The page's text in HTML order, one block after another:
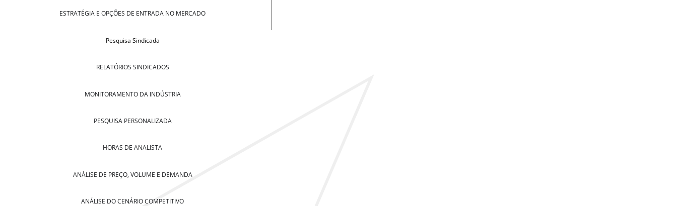
ESTRATÉGIA E OPÇÕES DE ENTRADA NO MERCADO
Pesquisa Sindicada
RELATÓRIOS SINDICADOS
MONITORAMENTO DA INDÚSTRIA
PESQUISA PERSONALIZADA
HORAS DE ANALISTA
ANÁLISE DE PREÇO, VOLUME E DEMANDA
ANÁLISE DO CENÁRIO COMPETITIVO